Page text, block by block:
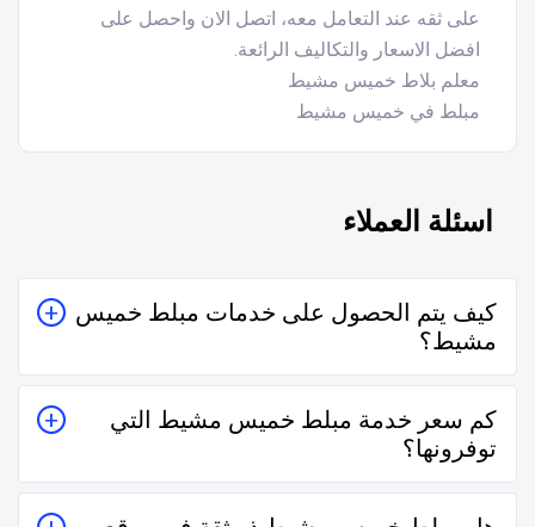
على ثقه عند التعامل معه، اتصل الان واحصل على
افضل الاسعار والتكاليف الرائعة.
معلم بلاط خميس مشيط
مبلط في خميس مشيط
اسئلة العملاء
كيف يتم الحصول على خدمات مبلط خميس
مشيط؟
يتم الحصول على خدمات مبلط خميس مشيط من خلال
التواصل معه إما على الواتساب أو تليفونياً وطلب الخدمة
منه بعمل زيارة للمكان أو تقدير سعر الخدمة قبل الزيارة
والإتفاق.
كم سعر خدمة مبلط خميس مشيط التي
توفرونها؟
تختلف اسعار خدمات مبلط خميس مشيط وفقاً لعدة عناصر